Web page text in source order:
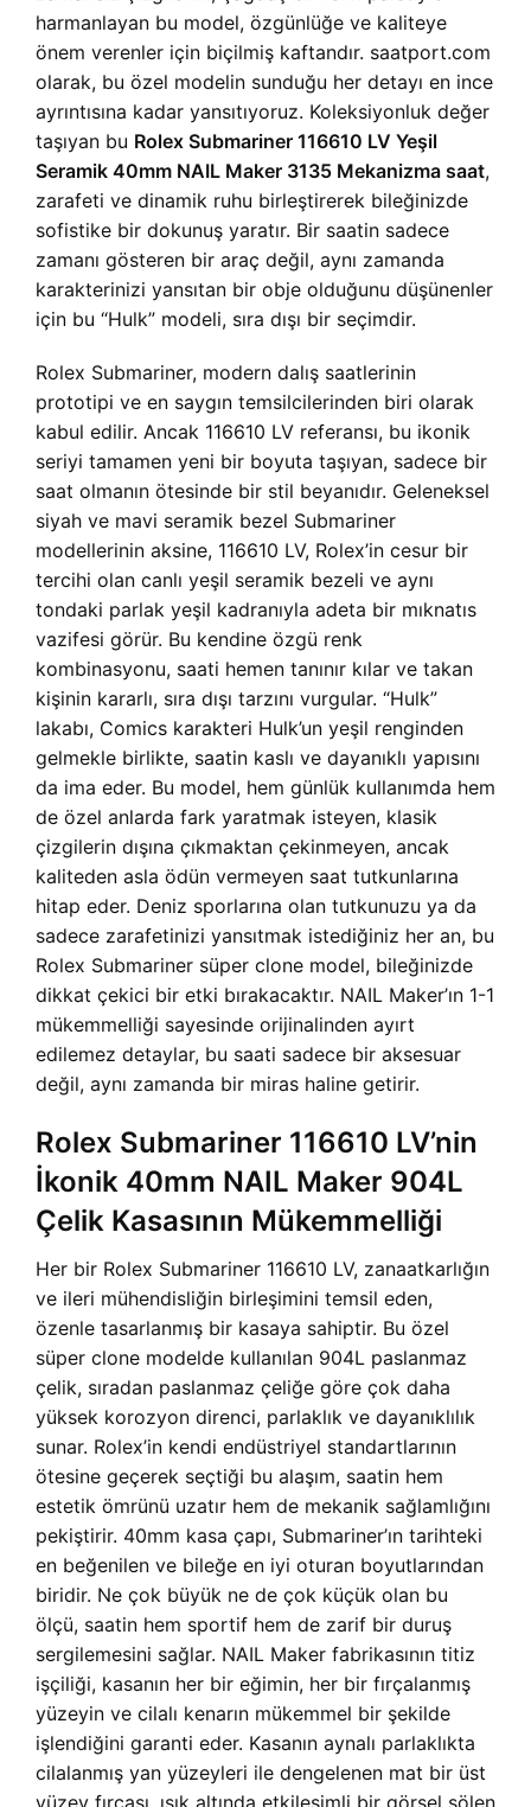
harmanlayan bu model, özgünlüğe ve kaliteye
önem verenler için biçilmiş kaftandır. saatport.com
olarak, bu özel modelin sunduğu her detayı en ince
ayrıntısına kadar yansıtıyoruz. Koleksiyonluk değer
taşıyan bu Rolex Submariner 116610 LV Yeşil
Seramik 40mm NAIL Maker 3135 Mekanizma saat,
zarafeti ve dinamik ruhu birleştirerek bileğinizde
sofistike bir dokunuş yaratır. Bir saatin sadece
zamanı gösteren bir araç değil, aynı zamanda
karakterinizi yansıtan bir obje olduğunu düşünenler
için bu “Hulk” modeli, sıra dışı bir seçimdir.
Rolex Submariner, modern dalış saatlerinin
prototipi ve en saygın temsilcilerinden biri olarak
kabul edilir. Ancak 116610 LV referansı, bu ikonik
seriyi tamamen yeni bir boyuta taşıyan, sadece bir
saat olmanın ötesinde bir stil beyanıdır. Geleneksel
siyah ve mavi seramik bezel Submariner
modellerinin aksine, 116610 LV, Rolex’in cesur bir
tercihi olan canlı yeşil seramik bezeli ve aynı
tondaki parlak yeşil kadranıyla adeta bir mıknatıs
vazifesi görür. Bu kendine özgü renk
kombinasyonu, saati hemen tanınır kılar ve takan
kişinin kararlı, sıra dışı tarzını vurgular. “Hulk”
lakabı, Comics karakteri Hulk’un yeşil renginden
gelmekle birlikte, saatin kaslı ve dayanıklı yapısını
da ima eder. Bu model, hem günlük kullanımda hem
de özel anlarda fark yaratmak isteyen, klasik
çizgilerin dışına çıkmaktan çekinmeyen, ancak
kaliteden asla ödün vermeyen saat tutkunlarına
hitap eder. Deniz sporlarına olan tutkunuzu ya da
sadece zarafetinizi yansıtmak istediğiniz her an, bu
Rolex Submariner süper clone model, bileğinizde
dikkat çekici bir etki bırakacaktır. NAIL Maker’ın 1-1
mükemmelliği sayesinde orijinalinden ayırt
edilemez detaylar, bu saati sadece bir aksesuar
değil, aynı zamanda bir miras haline getirir.
Rolex Submariner 116610 LV’nin
İkonik 40mm NAIL Maker 904L
Çelik Kasasının Mükemmelliği
Her bir Rolex Submariner 116610 LV, zanaatkarlığın
ve ileri mühendisliğin birleşimini temsil eden,
özenle tasarlanmış bir kasaya sahiptir. Bu özel
süper clone modelde kullanılan 904L paslanmaz
çelik, sıradan paslanmaz çeliğe göre çok daha
yüksek korozyon direnci, parlaklık ve dayanıklılık
sunar. Rolex’in kendi endüstriyel standartlarının
ötesine geçerek seçtiği bu alaşım, saatin hem
estetik ömrünü uzatır hem de mekanik sağlamlığını
pekiştirir. 40mm kasa çapı, Submariner’ın tarihteki
en beğenilen ve bileğe en iyi oturan boyutlarından
biridir. Ne çok büyük ne de çok küçük olan bu
ölçü, saatin hem sportif hem de zarif bir duruş
sergilemesini sağlar. NAIL Maker fabrikasının titiz
işçiliği, kasanın her bir eğimin, her bir fırçalanmış
yüzeyin ve cilalı kenarın mükemmel bir şekilde
işlendiğini garanti eder. Kasanın aynalı parlaklıkta
cilalanmış yan yüzeyleri ile dengelenen mat bir üst
yüzey fırçası, ışık altında etkileşimli bir görsel şölen